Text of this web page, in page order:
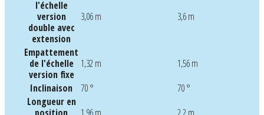
l'échelle
version
double avec
extension
3,06 m 3,6 m
Empattement
de l'échelle
version fixe
1,32 m
1,56 m
Inclinaison
70 °
70 °
Longueur en